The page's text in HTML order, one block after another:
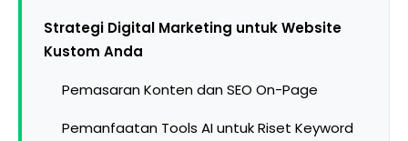
Strategi Digital Marketing untuk Website
Kustom Anda
Pemasaran Konten dan SEO On-Page
Pemanfaatan Tools AI untuk Riset Keyword